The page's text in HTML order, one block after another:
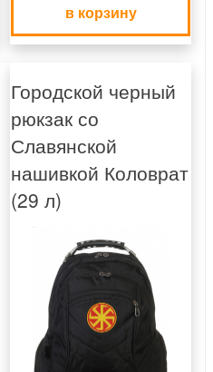
в корзину
Городской черный
рюкзак со
Славянской
нашивкой Коловрат
(29 л)